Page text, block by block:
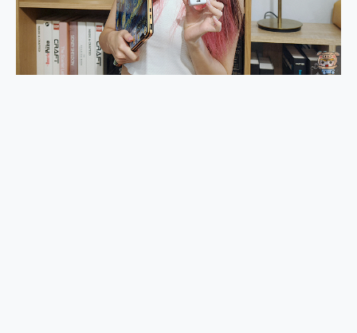
Motorola edge 70 pro 及 moto g37 power上市，登錄在送飛利浦氣炸鍋
近八千元的 Soundcore Liberty 5 Pro Max，有螢幕的耳機會是智商稅嗎?
ASUS Pad 全面應援 Me Time，加碼愛奇藝黃金雙周卡體驗，專案價最低 NT$0 起